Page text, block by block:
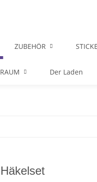
ZUBEHÖR
Der Laden